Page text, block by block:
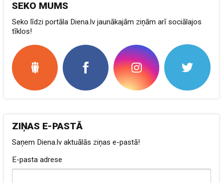
SEKO MUMS
Seko līdzi portāla Diena.lv jaunākajām ziņām arī sociālajos
tīklos!
ZIŅAS E-PASTĀ
Saņem Diena.lv aktuālās ziņas e-pastā!
E-pasta adrese